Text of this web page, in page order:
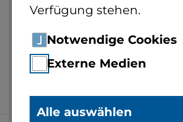
Verfügung stehen.
Notwendige Cookies
Externe Medien
Alle auswählen